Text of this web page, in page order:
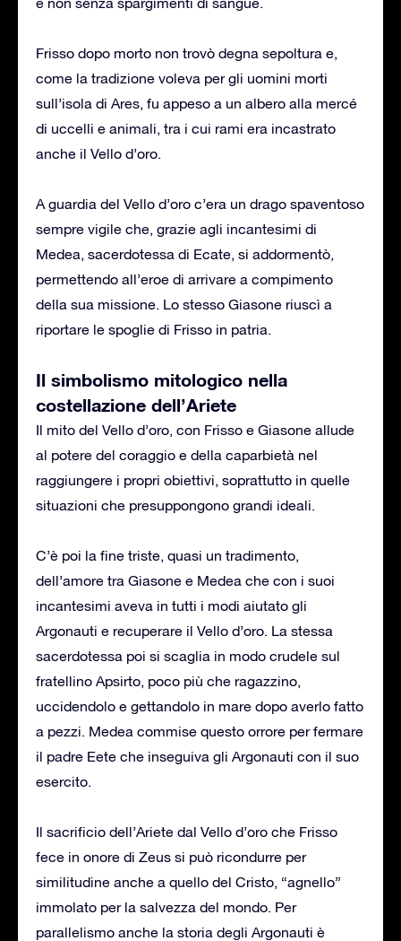
Frisso dopo morto non trovò degna sepoltura e,
come la tradizione voleva per gli uomini morti
sull’isola di Ares, fu appeso a un albero alla mercé
di uccelli e animali, tra i cui rami era incastrato
anche il Vello d’oro.
A guardia del Vello d’oro c’era un drago spaventoso
sempre vigile che, grazie agli incantesimi di
Medea, sacerdotessa di Ecate, si addormentò,
permettendo all’eroe di arrivare a compimento
della sua missione. Lo stesso Giasone riuscì a
riportare le spoglie di Frisso in patria.
Il simbolismo mitologico nella
costellazione dell’Ariete
Il mito del Vello d’oro, con Frisso e Giasone allude
al potere del coraggio e della caparbietà nel
raggiungere i propri obiettivi, soprattutto in quelle
situazioni che presuppongono grandi ideali.
C’è poi la fine triste, quasi un tradimento,
dell’amore tra Giasone e Medea che con i suoi
incantesimi aveva in tutti i modi aiutato gli
Argonauti e recuperare il Vello d’oro. La stessa
sacerdotessa poi si scaglia in modo crudele sul
fratellino Apsirto, poco più che ragazzino,
uccidendolo e gettandolo in mare dopo averlo fatto
a pezzi. Medea commise questo orrore per fermare
il padre Eete che inseguiva gli Argonauti con il suo
esercito.
Il sacrificio dell’Ariete dal Vello d’oro che Frisso
fece in onore di Zeus si può ricondurre per
similitudine anche a quello del Cristo, “agnello”
immolato per la salvezza del mondo. Per
parallelismo anche la storia degli Argonauti è